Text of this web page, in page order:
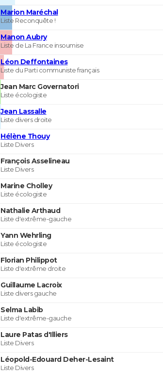
Marion Maréchal
Liste Reconquête !
Manon Aubry
Liste de La France insoumise
Léon Deffontaines
Liste du Parti communiste français
Jean Marc Governatori
Liste écologiste
Jean Lassalle
Liste divers droite
Hélène Thouy
Liste Divers
François Asselineau
Liste Divers
Marine Cholley
Liste écologiste
Nathalie Arthaud
Liste d'extrême-gauche
Yann Wehrling
Liste écologiste
Florian Philippot
Liste d'extrême droite
Guillaume Lacroix
Liste divers gauche
Selma Labib
Liste d'extrême-gauche
Laure Patas d'Illiers
Liste Divers
Léopold-Edouard Deher-Lesaint
Liste Divers